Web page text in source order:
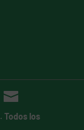
. Todos los